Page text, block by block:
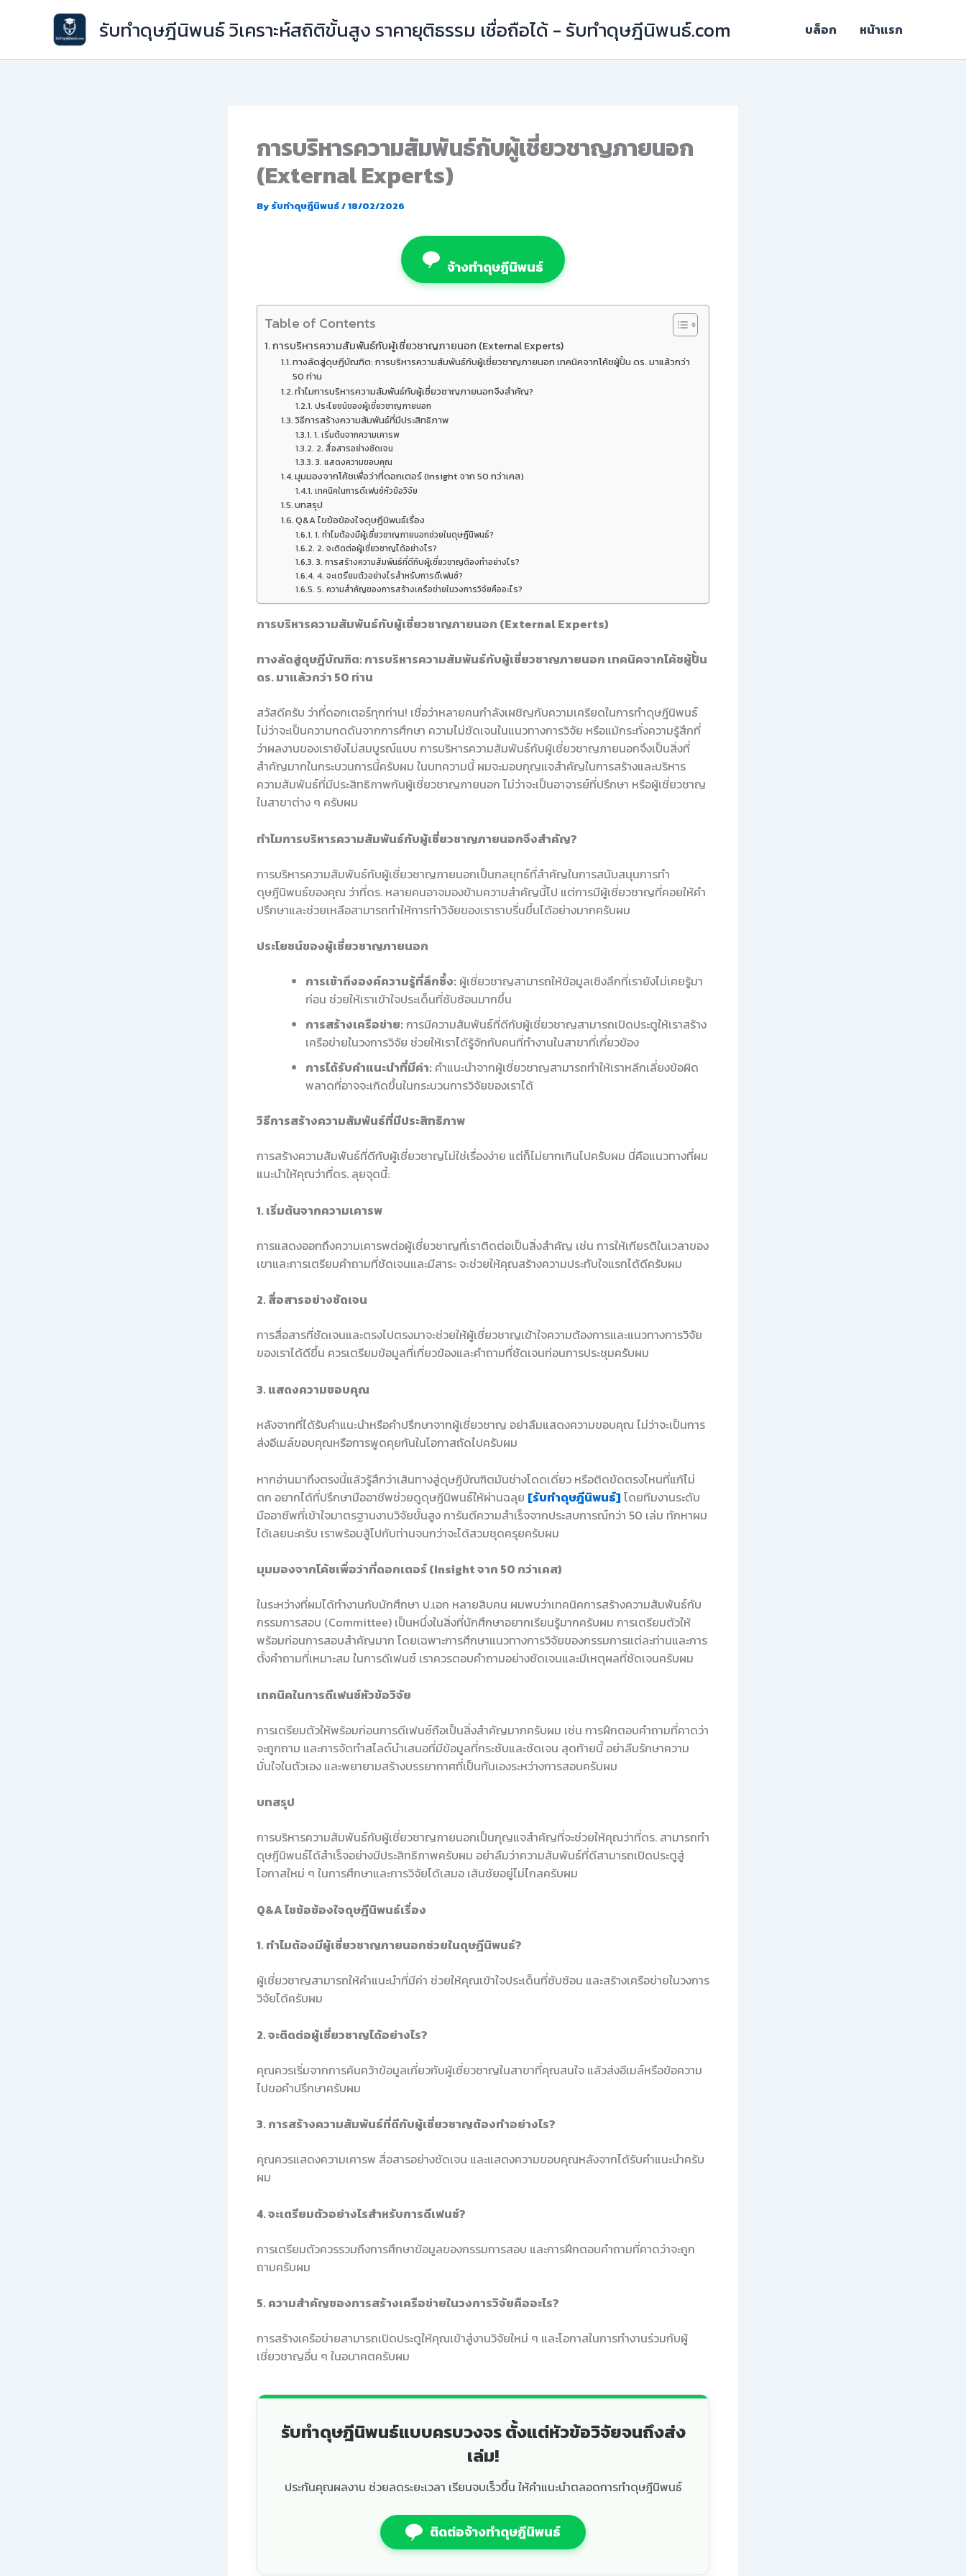
รับทำดุษฎีนิพนธ์ วิเคราะห์สถิติขั้นสูง ราคายุติธรรม เชื่อถือได้ - รับทำดุษฎีนิพนธ์.com บล็อก หน้าแรก
การบริหารความสัมพันธ์กับผู้เชี่ยวชาญภายนอก
(External Experts)
By รับทำดุษฎีนิพนธ์/18/02/2026
จ้างทำดุษฎีนิพนธ์
Table of Contents
การบริหารความสัมพันธ์กับผู้เชี่ยวชาญภายนอก (External Experts)
ทางลัดสู่ดุษฎีบัณฑิต: การบริหารความสัมพันธ์กับผู้เชี่ยวชาญภายนอก เทคนิคจากโค้ชผู้ปั้น ดร. มาแล้วกว่า
50 ท่าน
ทำไมการบริหารความสัมพันธ์กับผู้เชี่ยวชาญภายนอกจึงสำคัญ?
ประโยชน์ของผู้เชี่ยวชาญภายนอก
วิธีการสร้างความสัมพันธ์ที่มีประสิทธิภาพ
1. เริ่มต้นจากความเคารพ
2. สื่อสารอย่างชัดเจน
3. แสดงความขอบคุณ
มุมมองจากโค้ชเพื่อว่าที่ดอกเตอร์ (Insight จาก 50 กว่าเคส)
เทคนิคในการดีเฟนซ์หัวข้อวิจัย
บทสรุป
Q&A ไขข้อข้องใจดุษฎีนิพนธ์เรื่อง
1. ทำไมต้องมีผู้เชี่ยวชาญภายนอกช่วยในดุษฎีนิพนธ์?
2. จะติดต่อผู้เชี่ยวชาญได้อย่างไร?
3. การสร้างความสัมพันธ์ที่ดีกับผู้เชี่ยวชาญต้องทำอย่างไร?
4. จะเตรียมตัวอย่างไรสำหรับการดีเฟนซ์?
5. ความสำคัญของการสร้างเครือข่ายในวงการวิจัยคืออะไร?
การบริหารความสัมพันธ์กับผู้เชี่ยวชาญภายนอก (External Experts)
ทางลัดสู่ดุษฎีบัณฑิต: การบริหารความสัมพันธ์กับผู้เชี่ยวชาญภายนอก เทคนิคจากโค้ชผู้ปั้น
ดร. มาแล้วกว่า 50 ท่าน
สวัสดีครับ ว่าที่ดอกเตอร์ทุกท่าน! เชื่อว่าหลายคนกำลังเผชิญกับความเครียดในการทำดุษฎีนิพนธ์
ไม่ว่าจะเป็นความกดดันจากการศึกษา ความไม่ชัดเจนในแนวทางการวิจัย หรือแม้กระทั่งความรู้สึกที่
ว่าผลงานของเรายังไม่สมบูรณ์แบบ การบริหารความสัมพันธ์กับผู้เชี่ยวชาญภายนอกจึงเป็นสิ่งที่
สำคัญมากในกระบวนการนี้ครับผม ในบทความนี้ ผมจะมอบกุญแจสำคัญในการสร้างและบริหาร
ความสัมพันธ์ที่มีประสิทธิภาพกับผู้เชี่ยวชาญภายนอก ไม่ว่าจะเป็นอาจารย์ที่ปรึกษา หรือผู้เชี่ยวชาญ
ในสาขาต่าง ๆ ครับผม
ทำไมการบริหารความสัมพันธ์กับผู้เชี่ยวชาญภายนอกจึงสำคัญ?
การบริหารความสัมพันธ์กับผู้เชี่ยวชาญภายนอกเป็นกลยุทธ์ที่สำคัญในการสนับสนุนการทำ
ดุษฎีนิพนธ์ของคุณ ว่าที่ดร. หลายคนอาจมองข้ามความสำคัญนี้ไป แต่การมีผู้เชี่ยวชาญที่คอยให้คำ
ปรึกษาและช่วยเหลือสามารถทำให้การทำวิจัยของเราราบรื่นขึ้นได้อย่างมากครับผม
ประโยชน์ของผู้เชี่ยวชาญภายนอก
การเข้าถึงองค์ความรู้ที่ลึกซึ้ง: ผู้เชี่ยวชาญสามารถให้ข้อมูลเชิงลึกที่เรายังไม่เคยรู้มา
ก่อน ช่วยให้เราเข้าใจประเด็นที่ซับซ้อนมากขึ้น
การสร้างเครือข่าย: การมีความสัมพันธ์ที่ดีกับผู้เชี่ยวชาญสามารถเปิดประตูให้เราสร้าง
เครือข่ายในวงการวิจัย ช่วยให้เราได้รู้จักกับคนที่ทำงานในสาขาที่เกี่ยวข้อง
การได้รับคำแนะนำที่มีค่า: คำแนะนำจากผู้เชี่ยวชาญสามารถทำให้เราหลีกเลี่ยงข้อผิด
พลาดที่อาจจะเกิดขึ้นในกระบวนการวิจัยของเราได้
วิธีการสร้างความสัมพันธ์ที่มีประสิทธิภาพ
การสร้างความสัมพันธ์ที่ดีกับผู้เชี่ยวชาญไม่ใช่เรื่องง่าย แต่ก็ไม่ยากเกินไปครับผม นี่คือแนวทางที่ผม
แนะนำให้คุณว่าที่ดร. ลุยจุดนี้:
1. เริ่มต้นจากความเคารพ
การแสดงออกถึงความเคารพต่อผู้เชี่ยวชาญที่เราติดต่อเป็นสิ่งสำคัญ เช่น การให้เกียรติในเวลาของ
เขาและการเตรียมคำถามที่ชัดเจนและมีสาระ จะช่วยให้คุณสร้างความประทับใจแรกได้ดีครับผม
2. สื่อสารอย่างชัดเจน
การสื่อสารที่ชัดเจนและตรงไปตรงมาจะช่วยให้ผู้เชี่ยวชาญเข้าใจความต้องการและแนวทางการวิจัย
ของเราได้ดีขึ้น ควรเตรียมข้อมูลที่เกี่ยวข้องและคำถามที่ชัดเจนก่อนการประชุมครับผม
3. แสดงความขอบคุณ
หลังจากที่ได้รับคำแนะนำหรือคำปรึกษาจากผู้เชี่ยวชาญ อย่าลืมแสดงความขอบคุณ ไม่ว่าจะเป็นการ
ส่งอีเมล์ขอบคุณหรือการพูดคุยกันในโอกาสถัดไปครับผม
หากอ่านมาถึงตรงนี้แล้วรู้สึกว่าเส้นทางสู่ดุษฎีบัณฑิตมันช่างโดดเดี่ยว หรือติดขัดตรงไหนที่แก้ไม่
ตก อยากได้ที่ปรึกษามืออาชีพช่วยดูดุษฎีนิพนธ์ให้ผ่านฉลุย [รับทำดุษฎีนิพนธ์] โดยทีมงานระดับ
มืออาชีพที่เข้าใจมาตรฐานงานวิจัยขั้นสูง การันตีความสำเร็จจากประสบการณ์กว่า 50 เล่ม ทักหาผม
ได้เลยนะครับ เราพร้อมสู้ไปกับท่านจนกว่าจะได้สวมชุดครุยครับผม
มุมมองจากโค้ชเพื่อว่าที่ดอกเตอร์ (Insight จาก 50 กว่าเคส)
ในระหว่างที่ผมได้ทำงานกับนักศึกษา ป.เอก หลายสิบคน ผมพบว่าเทคนิคการสร้างความสัมพันธ์กับ
กรรมการสอบ (Committee) เป็นหนึ่งในสิ่งที่นักศึกษาอยากเรียนรู้มากครับผม การเตรียมตัวให้
พร้อมก่อนการสอบสำคัญมาก โดยเฉพาะการศึกษาแนวทางการวิจัยของกรรมการแต่ละท่านและการ
ตั้งคำถามที่เหมาะสม ในการดีเฟนซ์ เราควรตอบคำถามอย่างชัดเจนและมีเหตุผลที่ชัดเจนครับผม
เทคนิคในการดีเฟนซ์หัวข้อวิจัย
การเตรียมตัวให้พร้อมก่อนการดีเฟนซ์ถือเป็นสิ่งสำคัญมากครับผม เช่น การฝึกตอบคำถามที่คาดว่า
จะถูกถาม และการจัดทำสไลด์นำเสนอที่มีข้อมูลที่กระชับและชัดเจน สุดท้ายนี้ อย่าลืมรักษาความ
มั่นใจในตัวเอง และพยายามสร้างบรรยากาศที่เป็นกันเองระหว่างการสอบครับผม
บทสรุป
การบริหารความสัมพันธ์กับผู้เชี่ยวชาญภายนอกเป็นกุญแจสำคัญที่จะช่วยให้คุณว่าที่ดร. สามารถทำ
ดุษฎีนิพนธ์ได้สำเร็จอย่างมีประสิทธิภาพครับผม อย่าลืมว่าความสัมพันธ์ที่ดีสามารถเปิดประตูสู่
โอกาสใหม่ ๆ ในการศึกษาและการวิจัยได้เสมอ เส้นชัยอยู่ไม่ไกลครับผม
Q&A ไขข้อข้องใจดุษฎีนิพนธ์เรื่อง
1. ทำไมต้องมีผู้เชี่ยวชาญภายนอกช่วยในดุษฎีนิพนธ์?
ผู้เชี่ยวชาญสามารถให้คำแนะนำที่มีค่า ช่วยให้คุณเข้าใจประเด็นที่ซับซ้อน และสร้างเครือข่ายในวงการ
วิจัยได้ครับผม
2. จะติดต่อผู้เชี่ยวชาญได้อย่างไร?
คุณควรเริ่มจากการค้นคว้าข้อมูลเกี่ยวกับผู้เชี่ยวชาญในสาขาที่คุณสนใจ แล้วส่งอีเมล์หรือข้อความ
ไปขอคำปรึกษาครับผม
3. การสร้างความสัมพันธ์ที่ดีกับผู้เชี่ยวชาญต้องทำอย่างไร?
คุณควรแสดงความเคารพ สื่อสารอย่างชัดเจน และแสดงความขอบคุณหลังจากได้รับคำแนะนำครับ
ผม
4. จะเตรียมตัวอย่างไรสำหรับการดีเฟนซ์?
การเตรียมตัวควรรวมถึงการศึกษาข้อมูลของกรรมการสอบ และการฝึกตอบคำถามที่คาดว่าจะถูก
ถามครับผม
5. ความสำคัญของการสร้างเครือข่ายในวงการวิจัยคืออะไร?
การสร้างเครือข่ายสามารถเปิดประตูให้คุณเข้าสู่งานวิจัยใหม่ ๆ และโอกาสในการทำงานร่วมกับผู้
เชี่ยวชาญอื่น ๆ ในอนาคตครับผม
รับทำดุษฎีนิพนธ์แบบครบวงจร ตั้งแต่หัวข้อวิจัยจนถึงส่ง
เล่ม!
ประกันคุณผลงาน ช่วยลดระยะเวลา เรียนจบเร็วขึ้น ให้คำแนะนำตลอดการทำดุษฎีนิพนธ์
ติดต่อจ้างทำดุษฎีนิพนธ์